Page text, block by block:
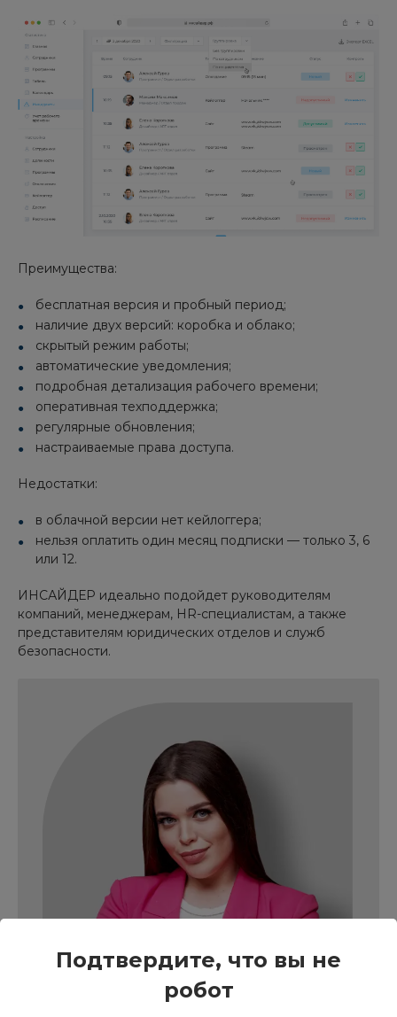
Подтвердите, что вы не
робот
Преимущества:
бесплатная версия и пробный период;
наличие двух версий: коробка и облако;
скрытый режим работы;
автоматические уведомления;
подробная детализация рабочего времени;
оперативная техподдержка;
регулярные обновления;
настраиваемые права доступа.
Недостатки:
в облачной версии нет кейлоггера;
нельзя оплатить один месяц подписки — только 3, 6
или 12.
ИНСАЙДЕР идеально подойдет руководителям
компаний, менеджерам, HR-специалистам, а также
представителям юридических отделов и служб
безопасности.